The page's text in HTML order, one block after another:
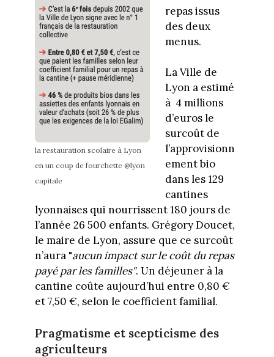
la restauration scolaire à Lyon
en un coup de fourchette @lyon
capitale
repas issus
des deux
menus.
La Ville de
Lyon a estimé
à 4 millions
d’euros le
surcoût de
l’approvisionn
ement bio
dans les 129
cantines
lyonnaises qui nourrissent 180 jours de
l’année 26 500 enfants. Grégory Doucet,
le maire de Lyon, assure que ce surcoût
n’aura "aucun impact sur le coût du repas
payé par les familles". Un déjeuner à la
cantine coûte aujourd’hui entre 0,80 €
et 7,50 €, selon le coefficient familial.
Pragmatisme et scepticisme des
agriculteurs